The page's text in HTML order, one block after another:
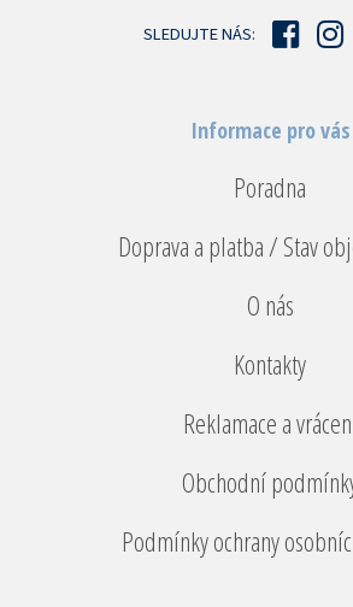
SLEDUJTE NÁS:
Informace pro vás
Poradna
Doprava a platba / Stav
O nás
Kontakty
Reklamace a
Obchodní
Podmínky ochrany